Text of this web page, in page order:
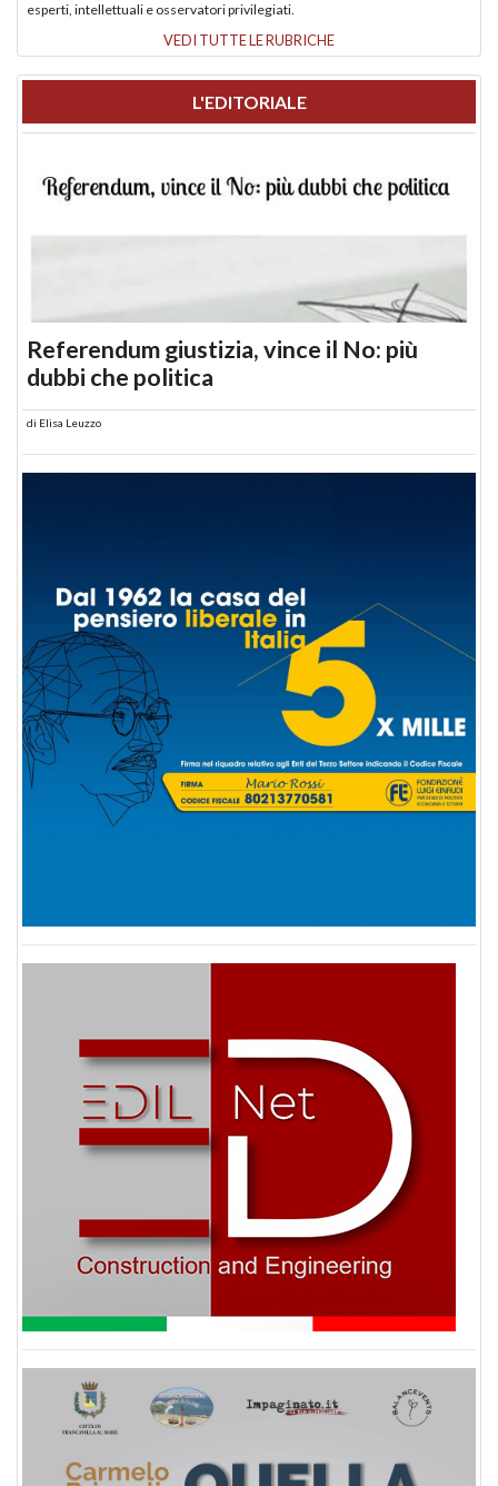
esperti, intellettuali e osservatori privilegiati.
VEDI TUTTE LE RUBRICHE
L'EDITORIALE
Referendum giustizia, vince il No: più
dubbi che politica
di Elisa Leuzzo